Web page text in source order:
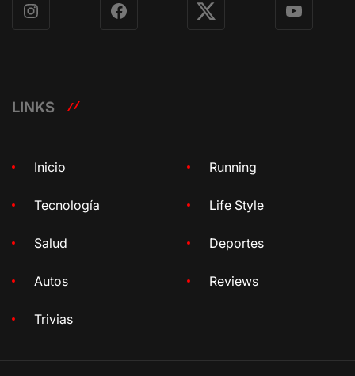
Instagram Facebook X YouTube
LINKS
Inicio Running
Tecnología Life Style
Salud Deportes
Autos Reviews
Trivias